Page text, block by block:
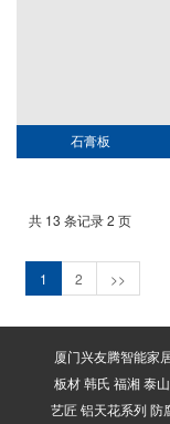
石膏板
共 13 条记录 2 页
1 2 >>
厦门兴友腾智能家
板材 韩氏 福湘 泰
艺匠 铝天花系列 防